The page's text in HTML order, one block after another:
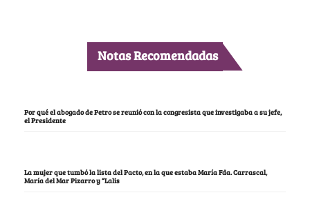
Notas Recomendadas
Por qué el abogado de Petro se reunió con la congresista que investigaba a su jefe,
el Presidente
La mujer que tumbó la lista del Pacto, en la que estaba María Fda. Carrascal,
María del Mar Pizarro y “Lalis